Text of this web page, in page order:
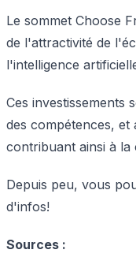
Le sommet Choose
de l'attractivité de
l'intelligence
Ces
des compétences, et
contribuant ainsi à la
Depuis peu, vous
d'infos!
Sources :